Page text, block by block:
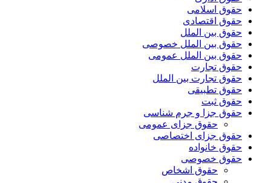
حقوق اسلامی
حقوق اقتصادی
حقوق بین الملل
حقوق بین الملل خصوصی
حقوق بین الملل عمومی
حقوق تجارت
حقوق تجارت بین الملل
حقوق تطبیقی
حقوق ثبت
حقوق جزا و جرم شناسی
حقوق جزای عمومی
حقوق جزای اختصاصی
حقوق خانواده
حقوق خصوصی
حقوق اشخاص